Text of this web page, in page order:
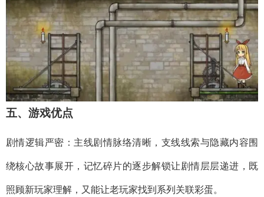
五、游戏优点​
剧情逻辑严密：主线剧情脉络清晰，支线线索与隐藏内容围
绕核心故事展开，记忆碎片的逐步解锁让剧情层层递进，既
照顾新玩家理解，又能让老玩家找到系列关联彩蛋。​